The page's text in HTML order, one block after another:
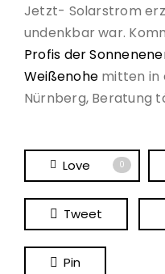
Jetzt- Solarstrom
undenkbar war.
Profis der
Weißenohe mitten in
Nürnberg, Beratung
Love 0
Tweet
Pin